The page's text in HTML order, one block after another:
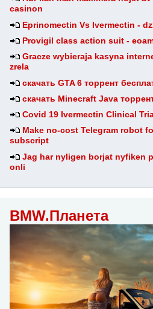
casinon
Eprinomectin Vs Ivermectin -
Provigil class action suit -
Gracze wybieraja kasyna
zrela
скачать GTA 6 торрент
скачать Minecraft Java
Covid 19 Ivermectin Clinical
Make no-cost Telegram robot
subscript
Jag har nyligen borjat nyfiken
onli
BMW.Планета